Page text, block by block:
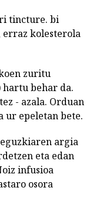
tincture. bi
kolesterola
zuritu
behar da.
- azala. Orduan
epeletan bete.
argia
eta edan
infusioa
osora